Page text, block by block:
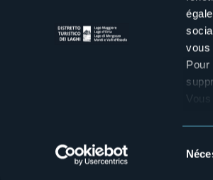
vous
Pour
du
Distretto Turistico dei Laghi Scrl
Sede legale e operativa: Corso
e